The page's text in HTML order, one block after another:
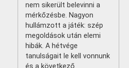
nem sikerült belevinni a
mérkőzésbe. Nagyon
hullámzott a játék: szép
megoldások után elemi
hibák. A hétvége
tanulságait le kell vonnunk